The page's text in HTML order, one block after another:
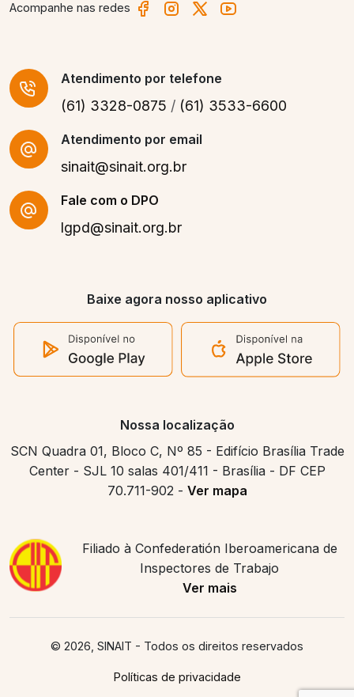
Acompanhe nas redes
Atendimento por telefone
(61) 3328-0875 / (61) 3533-6600
Atendimento por email
sinait@sinait.org.br
Fale com o DPO
lgpd@sinait.org.br
Baixe agora nosso aplicativo
Nossa localização
SCN Quadra 01, Bloco C, Nº 85 - Edifício Brasília Trade
Center - SJL 10 salas 401/411 - Brasília - DF CEP
70.711-902 - Ver mapa
Filiado à Confederatión Iberoamericana de
Inspectores de Trabajo
Ver mais
© 2026, SINAIT - Todos os direitos reservados
Políticas de privacidade